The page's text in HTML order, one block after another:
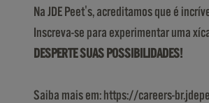
Na JDE Peet's, acreditamos que é
Inscreva-se para experimentar uma
DESPERTE SUAS POSSIBILIDADES!
Saiba mais em: https://careers-